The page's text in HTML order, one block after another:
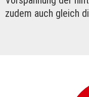
zudem auch gleich